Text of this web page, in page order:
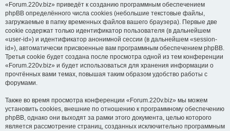
«Forum.220v.biz» приведёт к созданию программным обеспечением
phpBB определённого числа cookies (небольшие текстовые файлы,
загружаемые в папку временных файлов вашего браузера). Первые две
cookie содержат только идентификатор пользователя (в дальнейшем
«user-id») и идентификатор анонимной сессии (в дальнейшем «session-
id»), автоматически присвоенные вам программным обеспечением phpBB.
Третья cookie будет создана после просмотра одной из тем конференции
«Forum.220v.biz» и будет использоваться для хранения информации о
прочтённых вами темах, повышая таким образом удобство работы с
форумами.
Также во время просмотра конференции «Forum.220v.biz» мы можем
установить cookies, внешние по отношению к программному обеспечению
phpBB, однако они выходят за рамки этого документа, целью которого
является рассмотрение страниц, созданных исключительно программным